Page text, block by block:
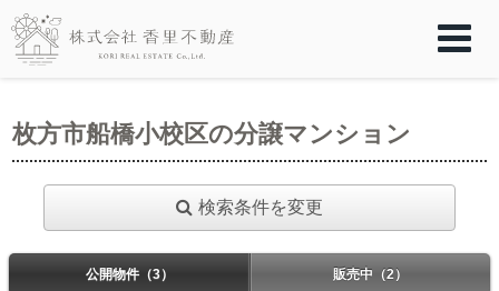
枚方市船橋小校区の分譲マンション
検索条件を変更
公開物件（3） 販売中（2）